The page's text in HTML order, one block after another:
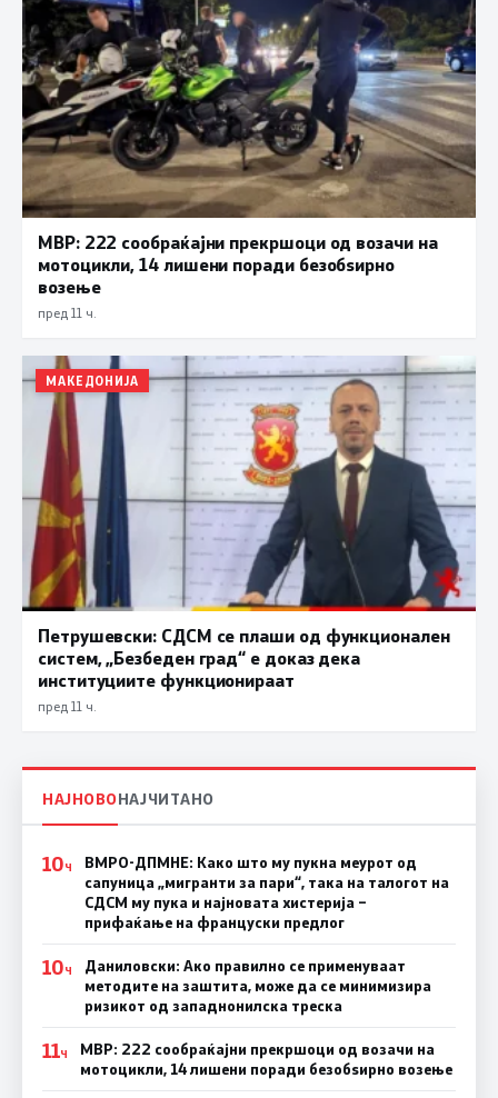
МВР: 222 сообраќајни прекршоци од возачи на
мотоцикли, 14 лишени поради безобѕирно
возење
пред 11 ч.
МАКЕДОНИЈА
Петрушевски: СДСМ се плаши од функционален
систем, „Безбеден град“ е доказ дека
институциите функционираат
пред 11 ч.
НАЈНОВОНАЈЧИТАНО
10Ч
ВМРО-ДПМНЕ: Како што му пукна меурот од
сапуница „мигранти за пари“, така на талогот на
СДСМ му пука и најновата хистерија –
прифаќање на француски предлог
10Ч
Даниловски: Ако правилно се применуваат
методите на заштита, може да се минимизира
ризикот од западнонилска треска
11Ч
МВР: 222 сообраќајни прекршоци од возачи на
мотоцикли, 14 лишени поради безобѕирно возење